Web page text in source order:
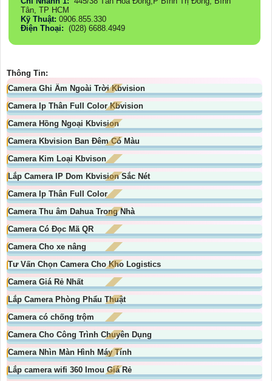
Tân, TP HCM
Kỹ Thuật: 0906.855.330
Điện Thoại: (028) 6688.4949
Thông Tin:
Camera Ghi Âm Ngoài Trời Kbvision
Camera Ip Thân Full Color Kbvision
Camera Hồng Ngoại Kbvision
Camera Kbvision Ban Đêm Có Màu
Camera Kim Loại Kbvison
Lắp Camera IP Dom Kbvision Sắc Nét
Camera Ip Thân Full Color
Camera Thu âm Dahua Trong Nhà
Camera Có Đọc Mã QR
Camera Cho xe nâng
Tư Vấn Chọn Camera Cho Kho Logistics
Camera Giá Rẻ Nhất
Lắp Camera Phòng Phẩu Thuật
Camera có chống trộm
Camera Cho Công Trình Chuyên Dụng
Camera Nhìn Màn Hình Máy Tính
Lắp camera wifi 360 Imou Giá Rẻ